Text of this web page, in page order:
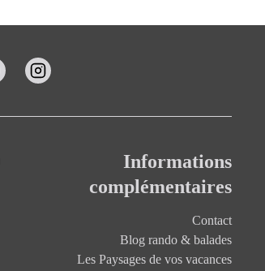
Informations
complémentaires
Contact
Blog rando & balades
Les Paysages de vos vacances